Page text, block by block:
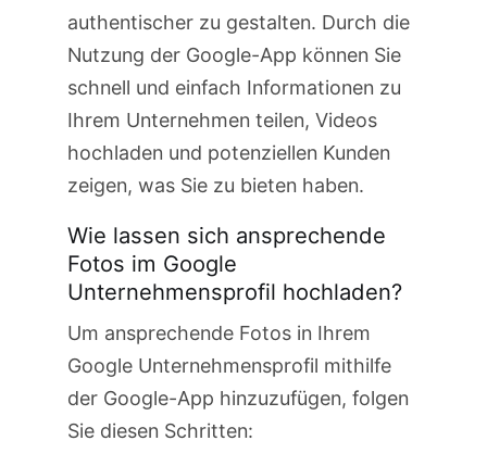
authentischer zu gestalten. Durch die
Nutzung der Google-App können Sie
schnell und einfach Informationen zu
Ihrem Unternehmen teilen, Videos
hochladen und potenziellen Kunden
zeigen, was Sie zu bieten haben.
Wie lassen sich ansprechende
Fotos im Google
Unternehmensprofil hochladen?
Um ansprechende Fotos in Ihrem
Google Unternehmensprofil mithilfe
der Google-App hinzuzufügen, folgen
Sie diesen Schritten: